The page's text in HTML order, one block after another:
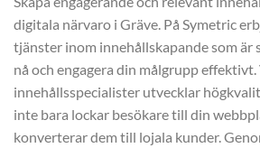
digitala närvaro i Gräve. På Symetric
tjänster inom innehållskapande som är
nå och engagera din målgrupp
innehållsspecialister utvecklar
inte bara lockar besökare till din
konverterar dem till lojala kunder.